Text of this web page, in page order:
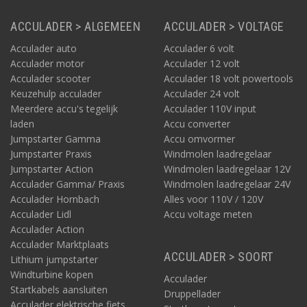
ACCULADER > ALGEMEEN
Acculader auto
Acculader motor
Acculader scooter
Keuzehulp acculader
Meerdere accu's tegelijk
laden
Jumpstarter Gamma
Jumpstarter Praxis
Jumpstarter Action
Acculader Gamma/ Praxis
Acculader Hornbach
Acculader Lidl
Acculader Action
Acculader Marktplaats
Lithium jumpstarter
Windturbine kopen
Startkabels aansluiten
ACCULADER > VOLTAGE
Acculader 6 volt
Acculader 12 volt
Acculader 18 volt powertools
Acculader 24 volt
Acculader 110V input
Accu converter
Accu omvormer
Windmolen laadregelaar
Windmolen laadregelaar 12V
Windmolen laadregelaar 24V
Alles voor 110V / 120V
Accu voltage meten
ACCULADER > SOORT
Acculader
Druppellader